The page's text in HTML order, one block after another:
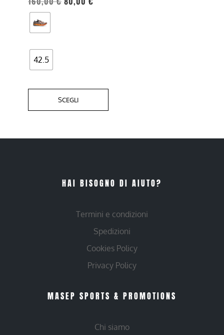
42.5
SCEGLI
essere
scelte
nella
del
prodotto
HAI BISOGNO DI AIUTO?
Termini e condizioni
Spedizioni
Cookies Policy
Privacy Policy
MASEP SPORTS & PROMOTIONS
Chi siamo